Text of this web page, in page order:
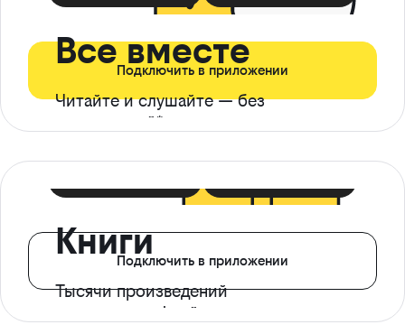
Все вместе
Читайте и слушайте — без
ограничений*
Подключить в приложении
Книги
Тысячи произведений
с доступом офлайн
Подключить в приложении